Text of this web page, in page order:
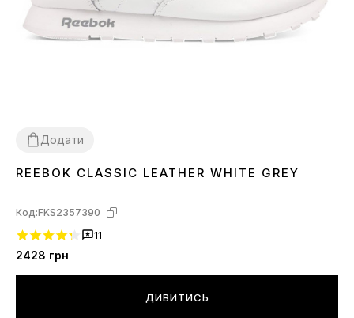
Додати
36 37
REEBOK CLASSIC LEATHER WHITE GREY
Код:FKS2357390
11
2428 грн
ДИВИТИСЬ